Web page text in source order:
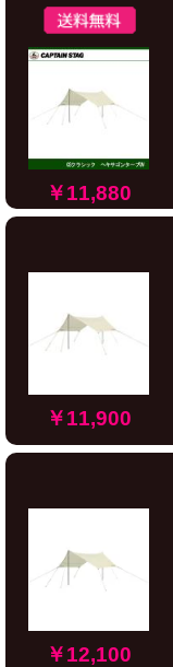
￥11,880
￥11,900
￥12,100